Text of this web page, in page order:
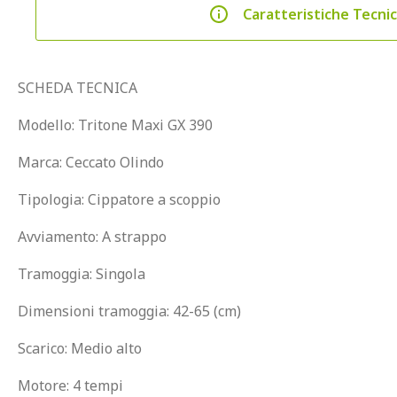
Caratteristiche
SCHEDA TECNICA
Modello: Tritone Maxi GX 390
Marca: Ceccato Olindo
Tipologia: Cippatore a scoppio
Avviamento: A strappo
Tramoggia: Singola
Dimensioni tramoggia: 42-65 (cm)
Scarico: Medio alto
Motore: 4 tempi